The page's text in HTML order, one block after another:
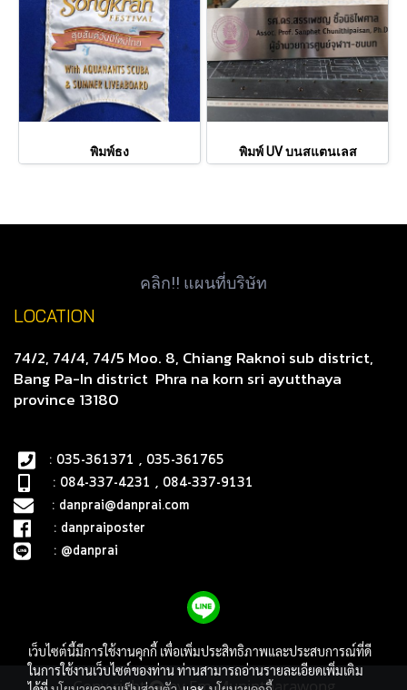
พิมพ์ธง พิมพ์ UV บนสแตนเลส
คลิก!! แผนที่บริษัท
LOCATION
74/2, 74/4, 74/5 Moo. 8, Chiang Raknoi sub district,
Bang Pa-In district Phra na korn sri ayutthaya
province 13180
: 035-361371 , 035-361765
: 084-337-4231 , 084-337-9131
: danprai@danprai.com
: danpraiposter
: @danprai
เว็บไซต์นี้มีการใช้งานคุกกี้ เพื่อเพิ่มประสิทธิภาพและประสบการณ์ที่ดี
ในการใช้งานเว็บไซต์ของท่าน ท่านสามารถอ่านรายละเอียดเพิ่มเติม